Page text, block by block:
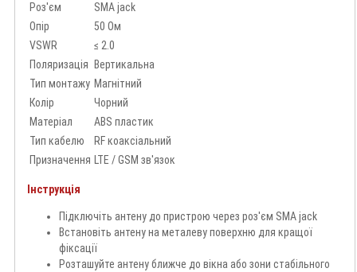
Роз'єм
SMA jack
Опір
50 Ом
VSWR
≤ 2.0
Поляризація
Вертикальна
Тип монтажу Магнітний
Колір
Чорний
Матеріал
ABS пластик
Тип кабелю
RF коаксіальний
Призначення
LTE / GSM зв'язок
Інструкція
Підключіть антену до пристрою через роз'єм SMA jack
Встановіть антену на металеву поверхню для кращої
фіксації
Розташуйте антену ближче до вікна або зони стабільного